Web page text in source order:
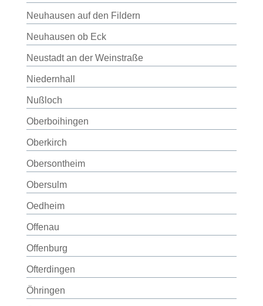
Neuhausen auf den Fildern
Neuhausen ob Eck
Neustadt an der Weinstraße
Niedernhall
Nußloch
Oberboihingen
Oberkirch
Obersontheim
Obersulm
Oedheim
Offenau
Offenburg
Ofterdingen
Öhringen